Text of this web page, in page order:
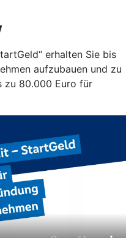
erhalten Sie bis
aufzubauen und zu
zu 80.000 Euro für